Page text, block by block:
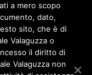
a mero scopo
dato,
sito, che è di
Valaguzza o
il diritto di
Valaguzza non